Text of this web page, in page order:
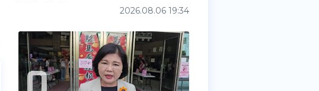
2026.08.06 19:34